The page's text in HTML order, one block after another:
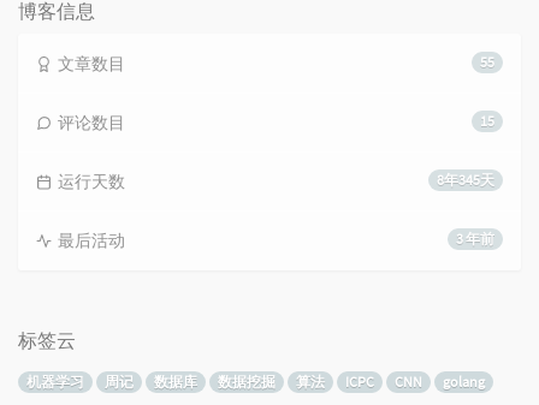
博客信息
55
文章数目
15
评论数目
8年345天
运行天数
3 年前
最后活动
标签云
机器学习 周记 数据库 数据挖掘 算法 ICPC CNN golang